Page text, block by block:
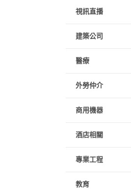
視訊直播
建築公司
醫療
外勞仲介
商用機器
酒店相關
專業工程
教育